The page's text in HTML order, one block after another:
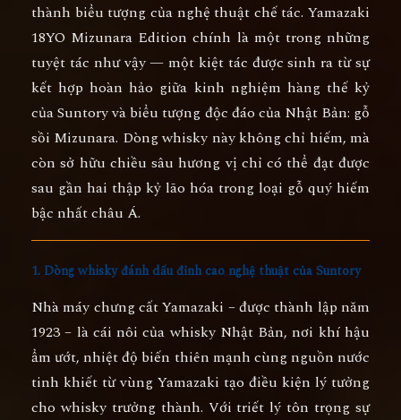
thành biểu tượng của nghệ thuật chế tác. Yamazaki
18YO Mizunara Edition chính là một trong những
tuyệt tác như vậy — một kiệt tác được sinh ra từ sự
kết hợp hoàn hảo giữa kinh nghiệm hàng thế kỷ
của Suntory và biểu tượng độc đáo của Nhật Bản: gỗ
sồi Mizunara. Dòng whisky này không chỉ hiếm, mà
còn sở hữu chiều sâu hương vị chỉ có thể đạt được
sau gần hai thập kỷ lão hóa trong loại gỗ quý hiếm
bậc nhất châu Á.
1. Dòng whisky đánh dấu đỉnh cao nghệ thuật của Suntory
Nhà máy chưng cất Yamazaki – được thành lập năm
1923 – là cái nôi của whisky Nhật Bản, nơi khí hậu
ẩm ướt, nhiệt độ biến thiên mạnh cùng nguồn nước
tinh khiết từ vùng Yamazaki tạo điều kiện lý tưởng
cho whisky trưởng thành. Với triết lý tôn trọng sự